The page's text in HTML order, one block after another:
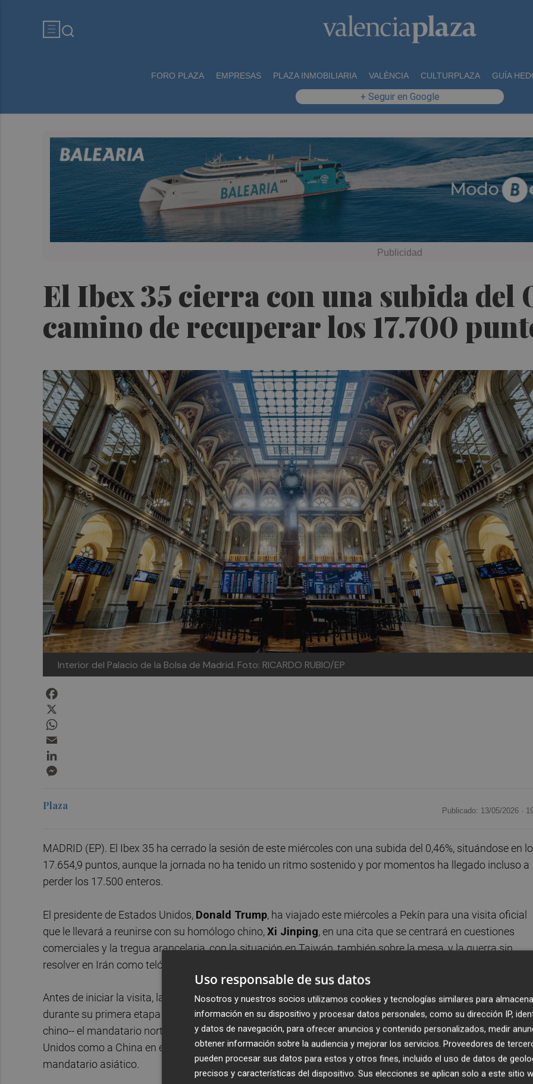
FORO PLAZA EMPRESAS PLAZA INMOBILIARIA VALÈNCIA CULTURPLAZA GUÍA
+ Seguir en Google
El Ibex 35 cierra con una subida del
camino de recuperar los 17.700
Interior del Palacio de la Bolsa de Madrid. Foto: RICARDO RUBIO/EP
Plaza Publicado: 13/05/2026 ·
MADRID (EP). El Ibex 35 ha cerrado la sesión de este miércoles con una subida del 0,46%, situándose en
17.654,9 puntos, aunque la jornada no ha tenido un ritmo sostenido y por momentos ha llegado incluso a
perder los 17.500 enteros.
El presidente de Estados Unidos, Donald Trump, ha viajado este miércoles a Pekín para una visita oficial
que le llevará a reunirse con su homólogo chino,Xi Jinping, en una cita que se centrará en cuestiones
comerciales y la tregua arancelaria, con la situación en Taiwán, también sobre la mesa, y la guerra sin
resolver en Irán como telón de fondo.
Antes de iniciar la visita, la primera en nueve años de un presidente estadounidense --fue el propio Trump
durante su primera etapa en la Casa Blanca en noviembre de 2017 el último en reunirse con Xi en suelo
chino-- el mandatario norteamericano ha afirmado que les aguardan "grandes cosas" tanto a Estados
Unidos como a China en el marco de la visita, después de días insistiendo en la buena sintonía que le une
mandatario asiático.
Uso responsable de sus datos
Nosotros y nuestros socios utilizamos cookies y tecnologías similares para
información en su dispositivo y procesar datos personales, como su dirección IP,
y datos de navegación, para ofrecer anuncios y contenido personalizados, medir
obtener información sobre la audiencia y mejorar los servicios. Proveedores de
pueden procesar sus datos para estos y otros fines, incluido el uso de datos de
precisos y características del dispositivo. Sus elecciones se aplican solo a este sitio